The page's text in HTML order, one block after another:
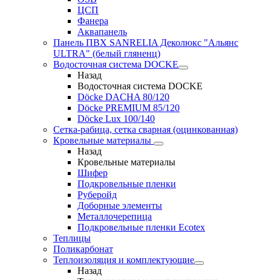
ЦСП
Фанера
Аквапанель
Панель ПВХ SANRELIA Деколюкс "Альянс
ULTRA" (белый гляненц)
Водосточная система DOCKE
Назад
Водосточная система DOCKE
Döсkе DACHA 80/120
Döcke PREMIUM 85/120
Döсkе Luх 100/140
Сетка-рабица, сетка сварная (оцинкованная)
Кровельные материалы
Назад
Кровельные материалы
Шифер
Подкровельные пленки
Руберойд
Доборные элементы
Металлочерепица
Подкровельные пленки Ecotex
Теплицы
Поликарбонат
Теплоизоляция и комплектующие
Назад